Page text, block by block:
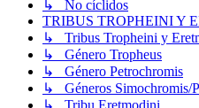
↳ No cíclidos
TRIBUS TROPHEINI Y
↳ Tribus Tropheini y
↳ Género Tropheus
↳ Género Petrochromis
↳ Géneros Simochromis/